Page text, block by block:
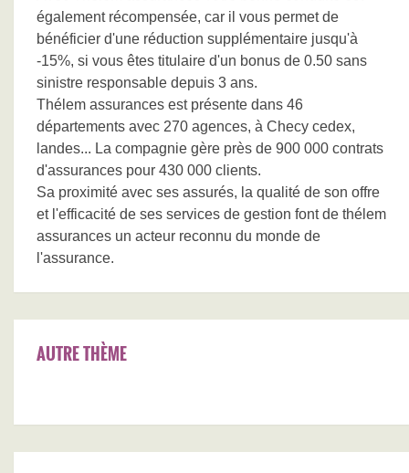
également récompensée, car il vous permet de
bénéficier d'une réduction supplémentaire jusqu'à
-15%, si vous êtes titulaire d'un bonus de 0.50 sans
sinistre responsable depuis 3 ans.
Thélem assurances est présente dans 46
départements avec 270 agences, à Checy cedex,
landes... La compagnie gère près de 900 000 contrats
d'assurances pour 430 000 clients.
Sa proximité avec ses assurés, la qualité de son offre
et l'efficacité de ses services de gestion font de thélem
assurances un acteur reconnu du monde de
l'assurance.
AUTRE THÈME